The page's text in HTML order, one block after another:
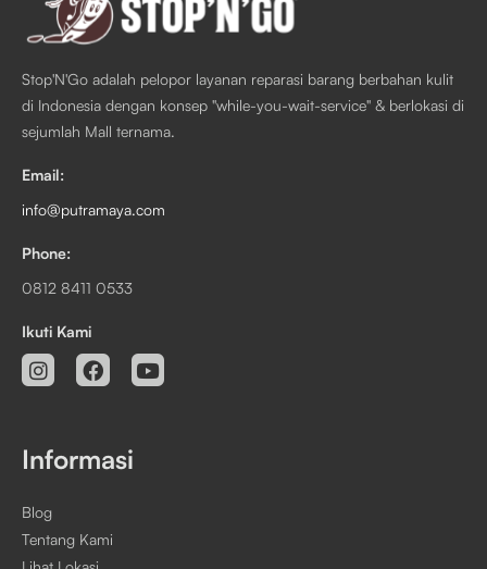
Stop'N'Go adalah pelopor layanan reparasi barang berbahan kulit
di Indonesia dengan konsep "while-you-wait-service" & berlokasi di
sejumlah Mall ternama.
Email:
info@putramaya.com
Phone:
0812 8411 0533
Ikuti Kami
Informasi
Blog
Tentang Kami